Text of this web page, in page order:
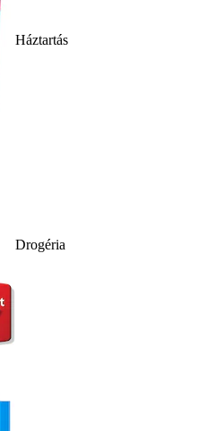
Háztartás
Drogéria